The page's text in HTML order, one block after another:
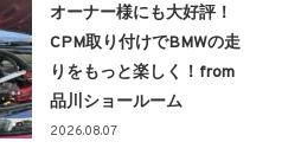
オーナー様にも大好評！
CPM取り付けでBMWの走
りをもっと楽しく！from
品川ショールーム
2026.08.07